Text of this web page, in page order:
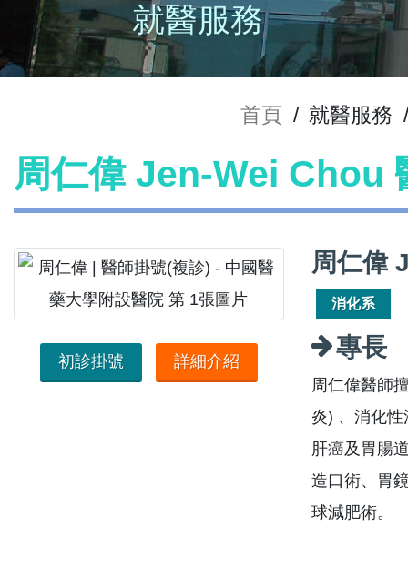
就醫服務
首頁 / 就醫服務 /
周仁偉 Jen-Wei Chou
初診掛號 詳細介紹
周仁偉
消化系
專長
周仁偉醫師
炎) 、消化
肝癌及胃腸
造口術、胃
球減肥術。